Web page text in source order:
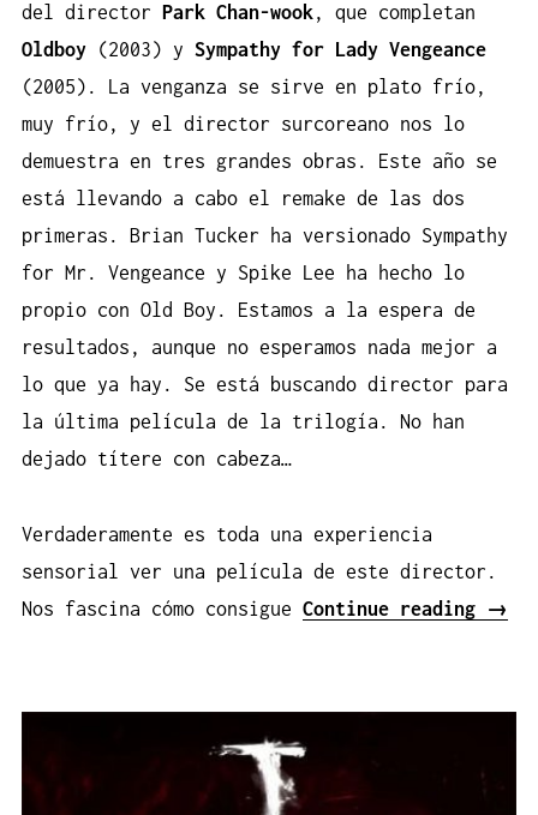
del director Park Chan-wook , que completan
Oldboy (2003) y Sympathy for Lady Vengeance
(2005). La venganza se sirve en plato frío,
muy frío, y el director surcoreano nos lo
demuestra en tres grandes obras. Este año se
está llevando a cabo el remake de las dos
primeras. Brian Tucker ha versionado Sympathy
for Mr. Vengeance y Spike Lee ha hecho lo
propio con Old Boy. Estamos a la espera de
resultados, aunque no esperamos nada mejor a
lo que ya hay. Se está buscando director para
la última película de la trilogía. No han
dejado títere con cabeza…
Verdaderamente es toda una experiencia
sensorial ver una película de este director.
Nos fascina cómo consigue Continue reading →